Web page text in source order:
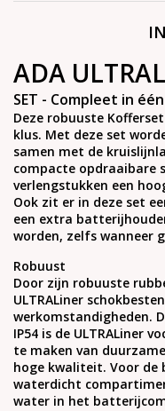
ADA
SET - Compleet in
Deze robuuste
klus. Met deze set
samen met de
compacte opdraaibare
verlengstukken een
Ook zit er in deze set
een extra
worden, zelfs wanneer
Robuust
Door zijn robuuste
ULTRALiner
werkomstandigheden.
IP54 is de ULTRALiner
te maken van
hoge kwaliteit. Voor de
waterdicht
water in het